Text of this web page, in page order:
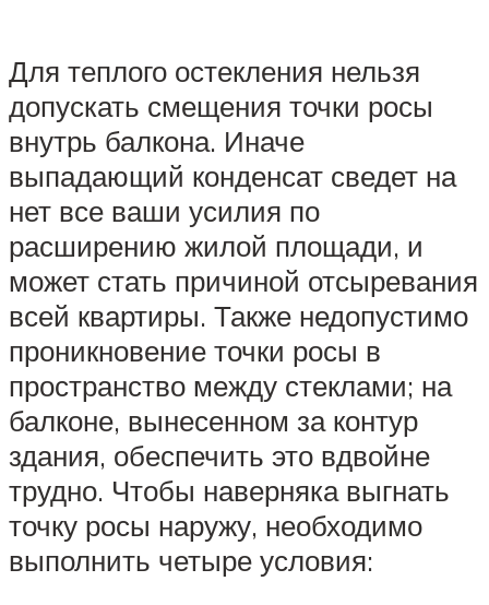
Для теплого остекления нельзя
допускать смещения точки росы
внутрь балкона. Иначе
выпадающий конденсат сведет на
нет все ваши усилия по
расширению жилой площади, и
может стать причиной отсыревания
всей квартиры. Также недопустимо
проникновение точки росы в
пространство между стеклами; на
балконе, вынесенном за контур
здания, обеспечить это вдвойне
трудно. Чтобы наверняка выгнать
точку росы наружу, необходимо
выполнить четыре условия: